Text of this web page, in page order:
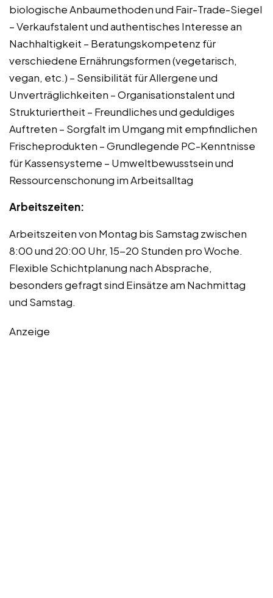
biologische Anbaumethoden und Fair-Trade-Siegel
– Verkaufstalent und authentisches Interesse an
Nachhaltigkeit – Beratungskompetenz für
verschiedene Ernährungsformen (vegetarisch,
vegan, etc.) – Sensibilität für Allergene und
Unverträglichkeiten – Organisationstalent und
Strukturiertheit – Freundliches und geduldiges
Auftreten – Sorgfalt im Umgang mit empfindlichen
Frischeprodukten – Grundlegende PC-Kenntnisse
für Kassensysteme – Umweltbewusstsein und
Ressourcenschonung im Arbeitsalltag
Arbeitszeiten:
Arbeitszeiten von Montag bis Samstag zwischen
8:00 und 20:00 Uhr, 15-20 Stunden pro Woche.
Flexible Schichtplanung nach Absprache,
besonders gefragt sind Einsätze am Nachmittag
und Samstag.
Anzeige